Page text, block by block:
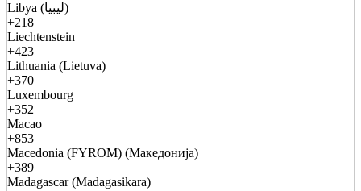
Libya (ليبيا)
+218
Liechtenstein
+423
Lithuania (Lietuva)
+370
Luxembourg
+352
Macao
+853
Macedonia (FYROM) (Македонија)
+389
Madagascar (Madagasikara)